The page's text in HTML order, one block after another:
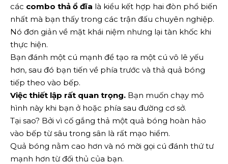
các combo thả ổ đĩa là kiểu kết hợp hai đòn phổ biến
nhất mà bạn thấy trong các trận đấu chuyên nghiệp.
Nó đơn giản về mặt khái niệm nhưng lại tàn khốc khi
thực hiện.
Bạn đánh một cú mạnh để tạo ra một cú vô lê yếu
hơn, sau đó bạn tiến về phía trước và thả quả bóng
tiếp theo vào bếp.
Việc thiết lập rất quan trọng. Bạn muốn chạy mô
hình này khi bạn ở hoặc phía sau đường cơ sở.
Tại sao? Bởi vì cố gắng thả một quả bóng hoàn hảo
vào bếp từ sâu trong sân là rất mạo hiểm.
Quả bóng nằm cao hơn và nó mời gọi cú đánh thứ tư
mạnh hơn từ đối thủ của bạn.